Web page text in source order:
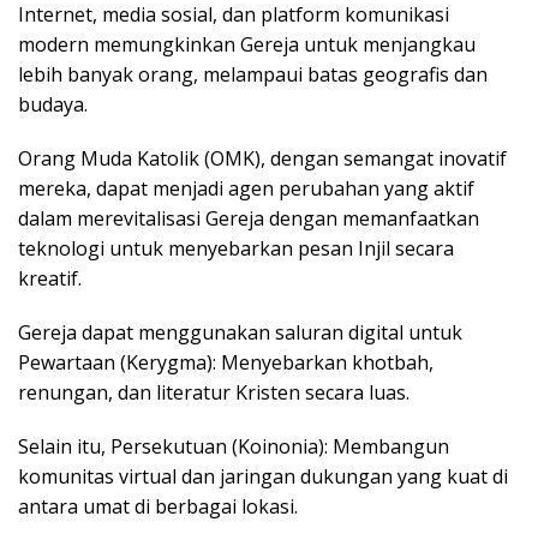
Internet, media sosial, dan platform komunikasi
modern memungkinkan Gereja untuk menjangkau
lebih banyak orang, melampaui batas geografis dan
budaya.
Orang Muda Katolik (OMK), dengan semangat inovatif
mereka, dapat menjadi agen perubahan yang aktif
dalam merevitalisasi Gereja dengan memanfaatkan
teknologi untuk menyebarkan pesan Injil secara
kreatif.
Gereja dapat menggunakan saluran digital untuk
Pewartaan (Kerygma): Menyebarkan khotbah,
renungan, dan literatur Kristen secara luas.
Selain itu, Persekutuan (Koinonia): Membangun
komunitas virtual dan jaringan dukungan yang kuat di
antara umat di berbagai lokasi.